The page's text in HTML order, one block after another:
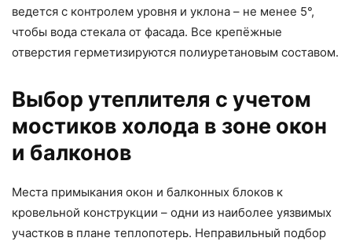
ведется с контролем уровня и уклона – не менее 5°,
чтобы вода стекала от фасада. Все крепёжные
отверстия герметизируются полиуретановым составом.
Выбор утеплителя с учетом
мостиков холода в зоне окон
и балконов
Места примыкания окон и балконных блоков к
кровельной конструкции – одни из наиболее уязвимых
участков в плане теплопотерь. Неправильный подбор